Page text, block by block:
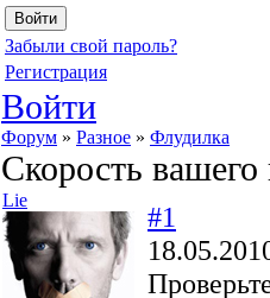
Забыли свой пароль?
Регистрация
Войти
Форум » Разное » Флудилка
Скорость вашего
Lie
#1